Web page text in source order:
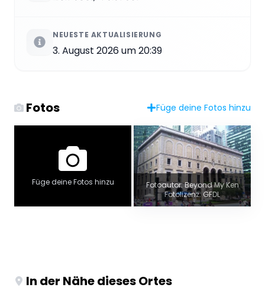
NEUESTE AKTUALISIERUNG
3. August 2026 um 20:39
Fotos Füge deine Fotos hinzu
Füge deine Fotos hinzu
Fotoautor: Beyond My Ken
Fotolizenz: GFDL
In der Nähe dieses Ortes